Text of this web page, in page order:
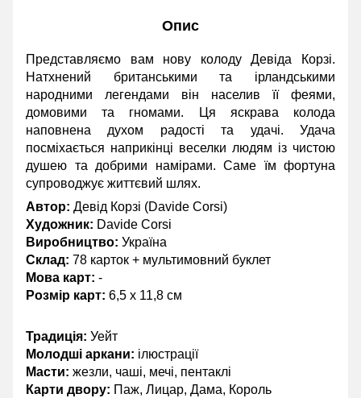
Опис
Представляємо вам нову колоду Девіда Корзі.
Натхнений британськими та ірландськими
народними легендами він населив її феями,
домовими та гномами. Ця яскрава колода
наповнена духом радості та удачі. Удача
посміхається наприкінці веселки людям із чистою
душею та добрими намірами. Саме їм фортуна
супроводжує життєвий шлях.
Автор: Девід Корзі (Davide Corsi)
Художник: Davide Corsi
Виробництво: Україна
Склад: 78 карток + мультимовний буклет
Мова карт: -
Розмір карт: 6,5 х 11,8 см
Традиція: Уейт
Молодші аркани: ілюстрації
Масти: жезли, чаші, мечі, пентаклі
Карти двору: Паж, Лицар, Дама, Король